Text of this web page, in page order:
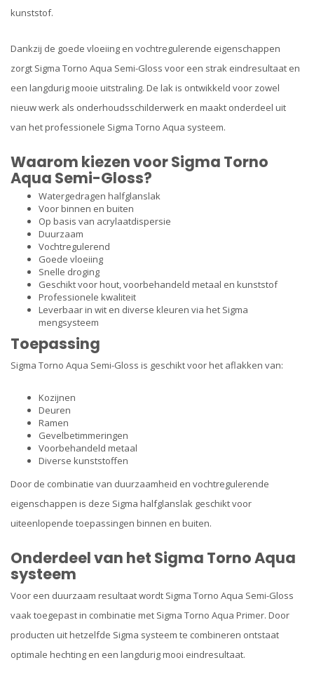
kunststof.
Dankzij de goede vloeiing en vochtregulerende eigenschappen
zorgt Sigma Torno Aqua Semi-Gloss voor een strak eindresultaat en
een langdurig mooie uitstraling. De lak is ontwikkeld voor zowel
nieuw werk als onderhoudsschilderwerk en maakt onderdeel uit
van het professionele Sigma Torno Aqua systeem.
Waarom kiezen voor Sigma Torno
Aqua Semi-Gloss?
Watergedragen halfglanslak
Voor binnen en buiten
Op basis van acrylaatdispersie
Duurzaam
Vochtregulerend
Goede vloeiing
Snelle droging
Geschikt voor hout, voorbehandeld metaal en kunststof
Professionele kwaliteit
Leverbaar in wit en diverse kleuren via het Sigma
mengsysteem
Toepassing
Sigma Torno Aqua Semi-Gloss is geschikt voor het aflakken van:
Kozijnen
Deuren
Ramen
Gevelbetimmeringen
Voorbehandeld metaal
Diverse kunststoffen
Door de combinatie van duurzaamheid en vochtregulerende
eigenschappen is deze Sigma halfglanslak geschikt voor
uiteenlopende toepassingen binnen en buiten.
Onderdeel van het Sigma Torno Aqua
systeem
Voor een duurzaam resultaat wordt Sigma Torno Aqua Semi-Gloss
vaak toegepast in combinatie met Sigma Torno Aqua Primer. Door
producten uit hetzelfde Sigma systeem te combineren ontstaat
optimale hechting en een langdurig mooi eindresultaat.